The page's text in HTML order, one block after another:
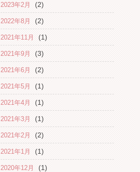
2023年2月 (2)
2022年8月 (2)
2021年11月 (1)
2021年9月 (3)
2021年6月 (2)
2021年5月 (1)
2021年4月 (1)
2021年3月 (1)
2021年2月 (2)
2021年1月 (1)
2020年12月 (1)